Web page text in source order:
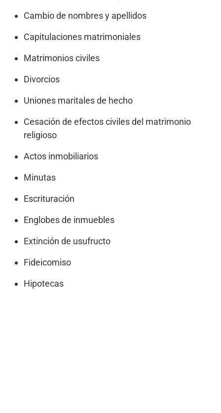
Cambio de nombres y apellidos
Capitulaciones matrimoniales
Matrimonios civiles
Divorcios
Uniones maritales de hecho
Cesación de efectos civiles del matrimonio
religioso
Actos inmobiliarios
Minutas
Escrituración
Englobes de inmuebles
Extinción de usufructo
Fideicomiso
Hipotecas